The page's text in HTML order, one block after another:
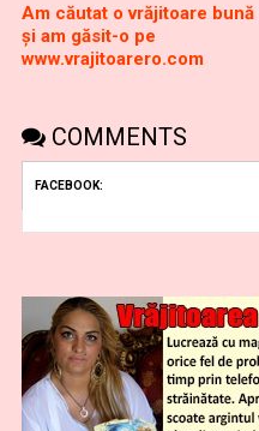
Am căutat o vrăjitoare bună
și am găsit-o pe
www.vrajitoarero.com
COMMENTS
FACEBOOK: